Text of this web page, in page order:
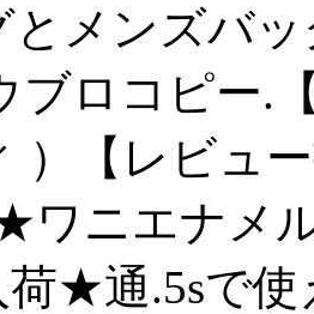
とメンズバ
ブロコピー.
）【レビュ
ワニエナメ
荷★通.5sで使